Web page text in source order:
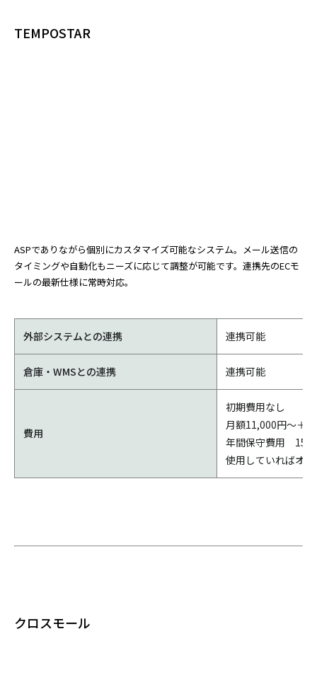
TEMPOSTAR
ASPでありながら個別にカスタマイズ可能なシステム。メール送信の
タイミングや自動化もニーズに応じて調整が可能です。連携先のECモ
ールの最新仕様に常時対応。
外部システムとの連携 連携可能
倉庫・WMSとの連携 連携可能
費用
初期費用なし
月額11,000円～＋
年間保守費用
使用していればオ
クロスモール